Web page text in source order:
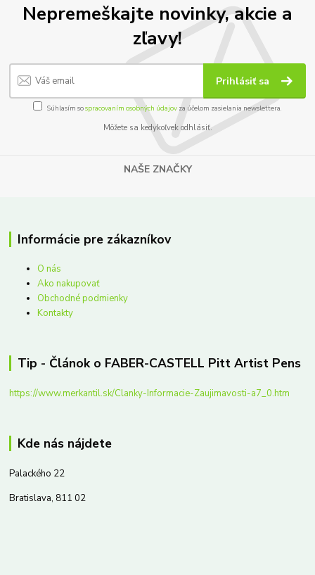
Nepremeškajte novinky, akcie a
zľavy!
Prihlásiť sa
Súhlasím sospracovaním osobných údajov za účelom zasielania newslettera.
Môžete sa kedykoľvek odhlásiť.
NAŠE ZNAČKY
Informácie pre zákazníkov
O nás
Ako nakupovať
Obchodné podmienky
Kontakty
Tip - Článok o FABER-CASTELL Pitt Artist Pens
https://www.merkantil.sk/Clanky-Informacie-Zaujimavosti-a7_0.htm
Kde nás nájdete
Palackého 22
Bratislava, 811 02